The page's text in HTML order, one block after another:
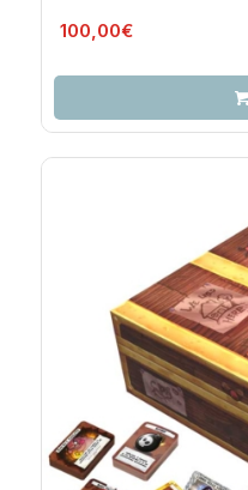
100,00€